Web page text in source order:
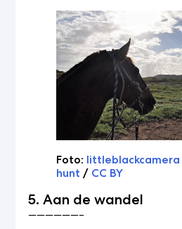
Foto: littleblackcamera
hunt / CC BY
5. Aan de wandel
——————–